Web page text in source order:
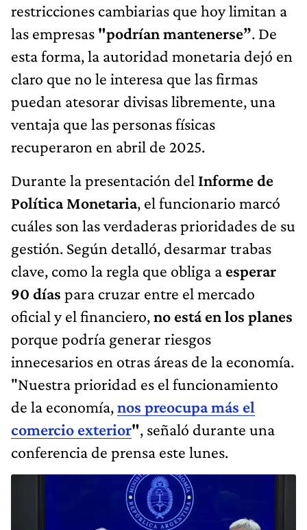
restricciones cambiarias que hoy limitan a
las empresas "podrían mantenerse”. De
esta forma, la autoridad monetaria dejó en
claro que no le interesa que las firmas
puedan atesorar divisas libremente, una
ventaja que las personas físicas
recuperaron en abril de 2025.
Durante la presentación del Informe de
Política Monetaria, el funcionario marcó
cuáles son las verdaderas prioridades de su
gestión. Según detalló, desarmar trabas
clave, como la regla que obliga a esperar
90 días para cruzar entre el mercado
oficial y el financiero,no está en los planes
porque podría generar riesgos
innecesarios en otras áreas de la economía.
"Nuestra prioridad es el funcionamiento
de la economía,nos preocupa más el
comercio exterior", señaló durante una
conferencia de prensa este lunes.